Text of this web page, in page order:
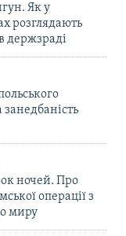
Як у
розглядають
держзраді
ночей. Про
операції з
миру